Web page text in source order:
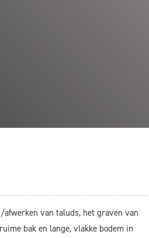
van taluds, het graven van
bak en lange, vlakke bodem in